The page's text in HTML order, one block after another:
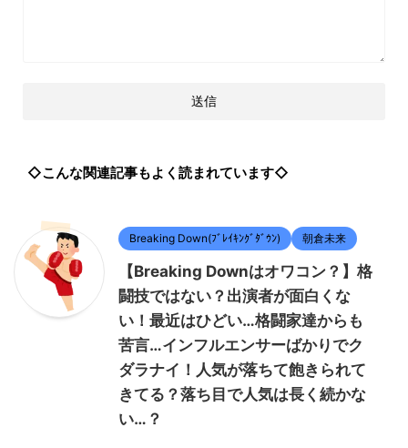
◇こんな関連記事もよく読まれています◇
Breaking Down(ﾌﾞﾚｲｷﾝｸﾞﾀﾞｳﾝ) 朝倉未来
【Breaking Downはオワコン？】格
闘技ではない？出演者が面白くな
い！最近はひどい…格闘家達からも
苦言…インフルエンサーばかりでク
ダラナイ！人気が落ちて飽きられて
きてる？落ち目で人気は長く続かな
い…？